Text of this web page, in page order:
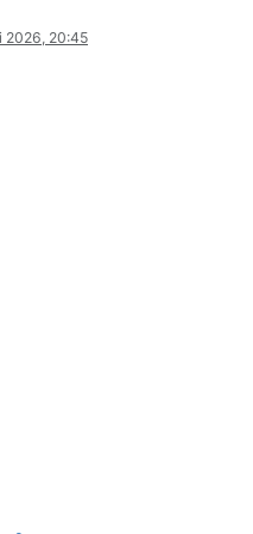
2026, 20:45